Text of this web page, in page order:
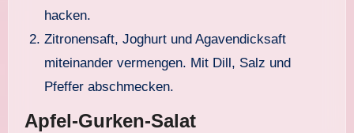
hacken.
Zitronensaft, Joghurt und Agavendicksaft
miteinander vermengen. Mit Dill, Salz und
Pfeffer abschmecken.
Apfel-Gurken-Salat